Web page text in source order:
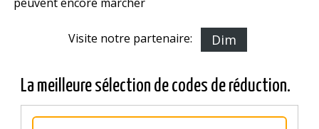
Visite notre partenaire: Dim
La meilleure sélection de codes de réduction.